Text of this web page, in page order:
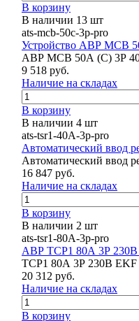
В корзину
В наличии 13 шт
ats-mcb-50c-3p-pro
Устройство АВР МCB
АВР МСB 50А (C) 3Р
9 518 руб.
Наличие на складах
В корзину
В наличии 4 шт
ats-tsr1-40A-3p-pro
Автоматический ввод
Автоматический ввод
16 847 руб.
Наличие на складах
В корзину
В наличии 2 шт
ats-tsr1-80A-3p-pro
АВР ТСР1 80А 3Р 230В
ТСР1 80А 3Р 230В EKF
20 312 руб.
Наличие на складах
В корзину